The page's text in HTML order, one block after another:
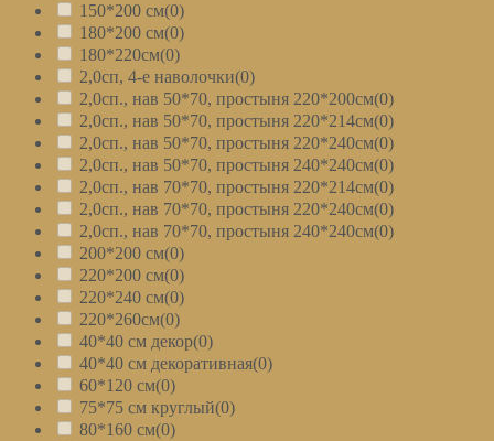
150*200 см(0)
180*200 см(0)
180*220см(0)
2,0сп, 4-е наволочки(0)
2,0сп., нав 50*70, простыня 220*200см(0)
2,0сп., нав 50*70, простыня 220*214см(0)
2,0сп., нав 50*70, простыня 220*240см(0)
2,0сп., нав 50*70, простыня 240*240см(0)
2,0сп., нав 70*70, простыня 220*214см(0)
2,0сп., нав 70*70, простыня 220*240см(0)
2,0сп., нав 70*70, простыня 240*240см(0)
200*200 см(0)
220*200 см(0)
220*240 см(0)
220*260см(0)
40*40 см декор(0)
40*40 см декоративная(0)
60*120 см(0)
75*75 см круглый(0)
80*160 см(0)